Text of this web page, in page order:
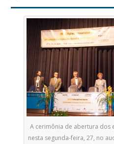
A cerimônia de abertura dos
nesta segunda-feira, 27, no